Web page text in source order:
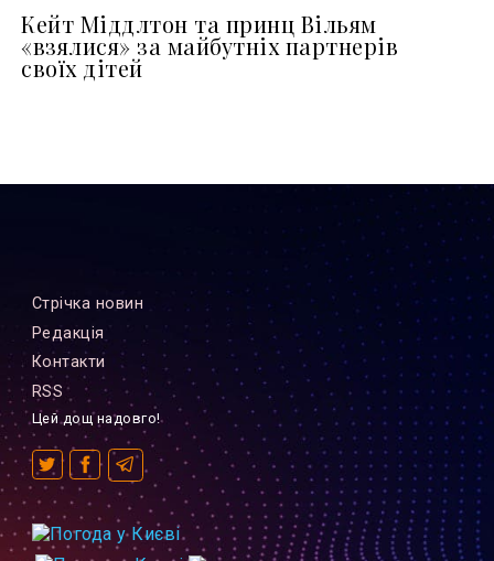
Кейт Міддлтон та принц Вільям
«взялися» за майбутніх партнерів
своїх дітей
Стрiчка новин
Редакцiя
Контакти
RSS
Цей дощ надовго!